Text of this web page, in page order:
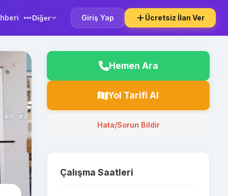
Diğer Giriş Yap Ücretsiz İlan Ver
Hemen Ara
Yol Tarifi Al
Hata/Sorun Bildir
Çalışma Saatleri